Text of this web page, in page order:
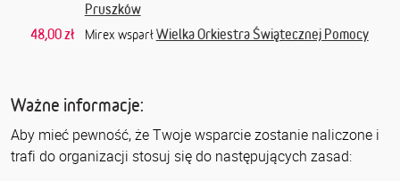
Pruszków
48,00 zł
Mirex wsparłWielka Orkiestra Świątecznej Pomocy
Ważne informacje:
Aby mieć pewność, że Twoje wsparcie zostanie naliczone i
trafi do organizacji stosuj się do następujących zasad: